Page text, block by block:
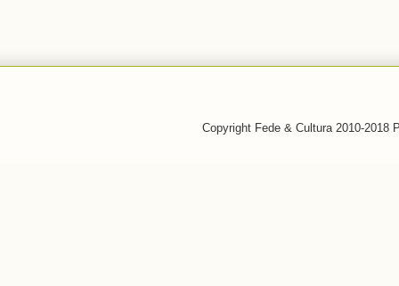
Copyright Fede & Cultura 2010-2018